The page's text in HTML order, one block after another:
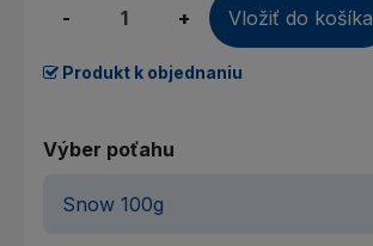
-
+ Vložiť do košíka
Produkt k objednaniu
Výber poťahu